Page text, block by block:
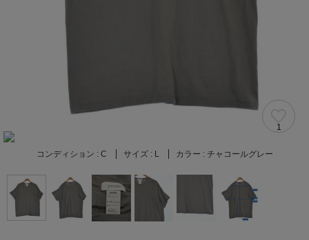
1
コンディション : C サイズ : L カラー : チャコールグレー